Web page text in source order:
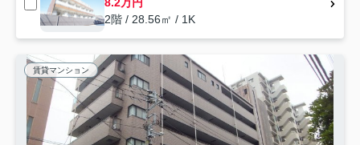
2階 / 28.56㎡ / 1K
賃貸マンション